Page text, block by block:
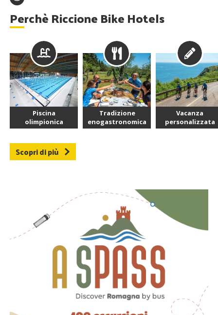
Perchè Riccione Bike Hotels
Piscina
olimpionica
Tradizione
enogastronomica
Vacanza
personalizzata
Scopri di più